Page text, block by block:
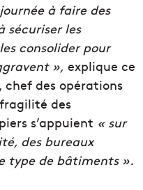
à faire des
sécuriser les
consolider pour
», explique ce
des opérations
des
s’appuient « sur
des bureaux
type de bâtiments ».